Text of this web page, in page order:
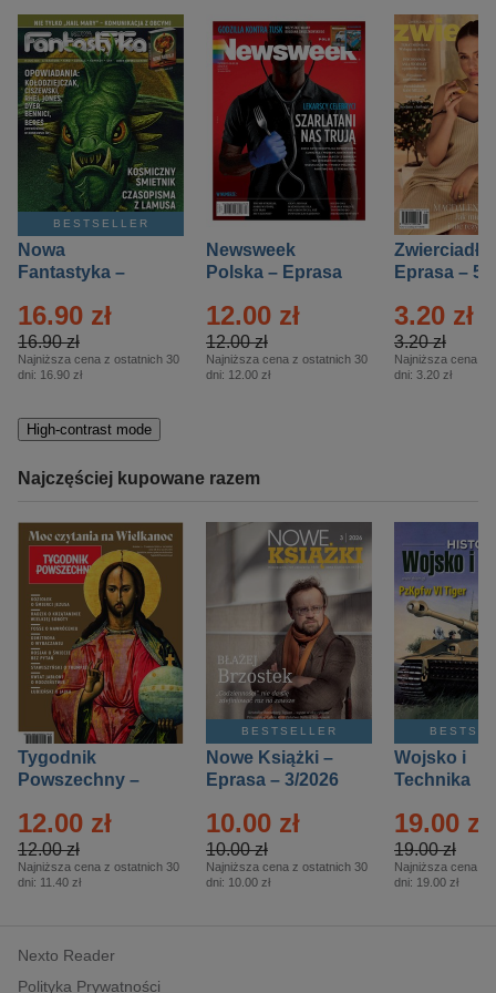
BESTSELLER
Nowa
Fantastyka –
16.90 zł
16.90 zł
Najniższa cena z ostatnich 30
dni: 16.90 zł
Newsweek
Polska – Eprasa
12.00 zł
12.00 zł
Najniższa cena z ostatnich 30
dni: 12.00 zł
Zwierciadło
Eprasa – 5/
3.20 zł
3.20 zł
Najniższa cena z
dni: 3.20 zł
High-contrast mode
Najczęściej kupowane razem
Tygodnik
Powszechny –
12.00 zł
12.00 zł
Najniższa cena z ostatnich 30
dni: 11.40 zł
BESTSELLER
Nowe Książki –
Eprasa – 3/2026
10.00 zł
10.00 zł
Najniższa cena z ostatnich 30
dni: 10.00 zł
Wojsko i
Technika
– 2/2026
19.00 zł
19.00 zł
Najniższa cena z
dni: 19.00 zł
Nexto Reader
Polityka Prywatności